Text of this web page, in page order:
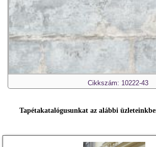
Cikkszám: 10222-43
Tapétakatalógusunkat az alábbi